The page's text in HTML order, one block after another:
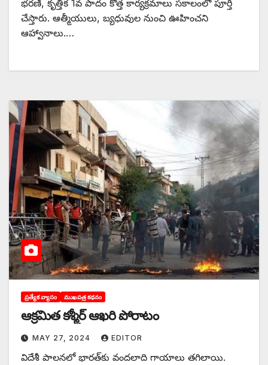
భరణి, కృత్తిక 1వ పాదం కొత్త కార్యక్రమాలు సకాలంలో పూర్తి
చేస్తారు. ఆత్మీయులు, బ్యధువుల నుంచి ఊహించని
ఆహ్వానాలు.…
ప్రత్యేక వ్యాసం ముఖపత్ర కథనం
ఆక్రమిత కశ్మీర్ ఆఖరి పోరాటం
MAY 27, 2024 EDITOR
విదేశీ పాలనలో భారత్‌కు వందలాది గాయాలు తగిలాయి.